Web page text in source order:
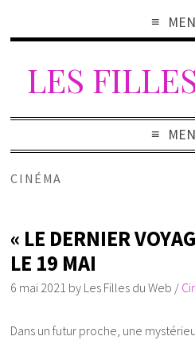
LES
CINÉMA
« LE DERNIER
LE 19 MAI
6 mai 2021 by Les Filles du Web /
Dans un futur proche, une